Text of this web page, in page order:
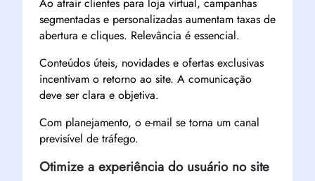
segmentadas e personalizadas aumentam taxas de
abertura e cliques. Relevância é essencial.
Conteúdos úteis, novidades e ofertas exclusivas
incentivam o retorno ao site. A comunicação
deve ser clara e objetiva.
Com planejamento, o e-mail se torna um canal
previsível de tráfego.
Otimize a experiência do usuário no site